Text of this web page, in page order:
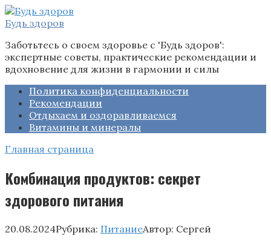
Перейти
к
Будь здоров
Заботьтесь о своем здоровье с 'Будь здоров':
экспертные советы, практические рекомендации и
вдохновение для жизни в гармонии и силы
Политика конфиденциальности
Рекомендации
Отдыхаем и оздоравливаемся
Витамины и минералы
Главная страница
Комбинация продуктов: секрет
здорового питания
20.08.2024Рубрика: ПитаниеАвтор: Сергей